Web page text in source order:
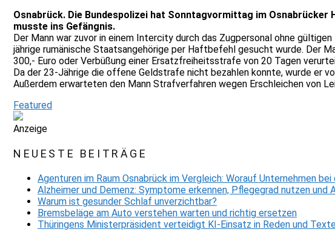
Osnabrück. Die Bundespolizei hat Sonntagvormittag im Osnabrücker
musste ins Gefängnis.
Der Mann war zuvor in einem Intercity durch das Zugpersonal ohne
jährige rumänische Staatsangehörige per Haftbefehl gesucht wurde. Der
300,- Euro oder Verbüßung einer Ersatzfreiheitsstrafe von 20 Tagen
Da der 23-Jährige die offene Geldstrafe nicht bezahlen konnte, wurde er
Außerdem erwarteten den Mann Strafverfahren wegen Erschleichen von
Featured
Anzeige
NEUESTE BEITRÄGE
Agenturen im Raum Osnabrück im Vergleich: Worauf Unternehmen
Alzheimer und Demenz: Symptome erkennen, Pflegegrad nutzen und
Warum ist gesunder Schlaf unverzichtbar?
Bremsbeläge am Auto verstehen warten und richtig ersetzen
Thüringens Ministerpräsident verteidigt KI-Einsatz in Reden und